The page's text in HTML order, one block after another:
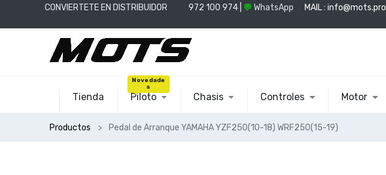
CONVIERTETE EN DISTRIBUIDOR 972 100 974 | 💬 WhatsApp MAIL :info@mots.pro
Tienda Piloto
Novedade
s
Chasis Controles Motor
Productos Pedal de Arranque YAMAHA YZF250(10-18) WRF250(15-19)